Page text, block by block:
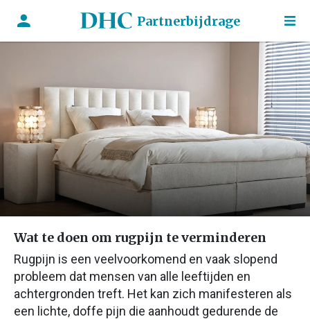
Partnerbijdrage
Wat te doen om rugpijn te verminderen
Rugpijn is een veelvoorkomend en vaak slopend
probleem dat mensen van alle leeftijden en
achtergronden treft. Het kan zich manifesteren als
een lichte, doffe pijn die aanhoudt gedurende de